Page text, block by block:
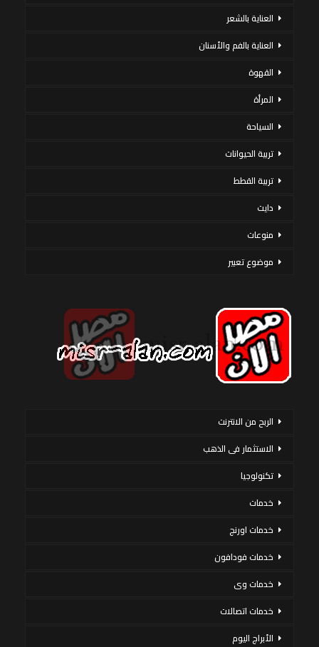
العناية بالشعر
العناية بالفم والأسنان
القهوة
المرأة
السياحة
تربية الحيوانات
تربية القطط
دايت
منوعات
موضوع تعبير
الربح من الانترنت
الاستثمار فى الذهب
تكنولوجيا
خدمات
خدمات اورنج
خدمات فودافون
خدمات وى
خدمات اتصالات
الأبراج اليوم